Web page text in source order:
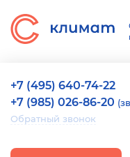
+7 (495) 640-74-22
+7 (985) 026-86-20
Обратный звонок